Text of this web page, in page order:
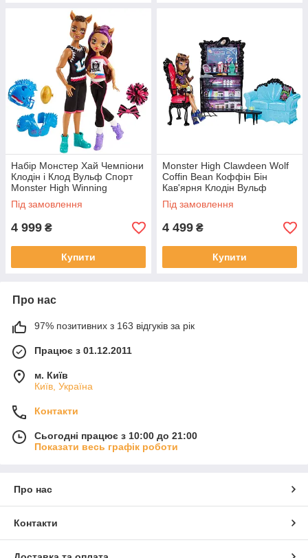
Набір Монстер Хай Чемпіони
Клодін і Клод Вульф Спорт
Monster High Winning
Werewolves Clawdeen Wolf і
Clawd
Під замовлення
4 999 ₴
Купити
Monster High Clawdeen Wolf
Coffin Bean Коффін Бін
Кав'ярня Клодін Вульф
Під замовлення
4 499 ₴
Купити
Про нас
97% позитивних з 163 відгуків за рік
Працює з 01.12.2011
м. Київ
Київ, Україна
Контакти
Сьогодні працює з 10:00 до 21:00
Показати весь графік роботи
Про нас
Контакти